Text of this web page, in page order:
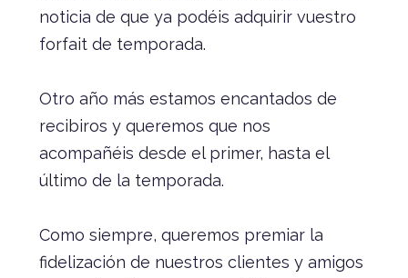
noticia de que ya podéis adquirir vuestro
forfait de temporada.
Otro año más estamos encantados de
recibiros y queremos que nos
acompañéis desde el primer, hasta el
último de la temporada.
Como siempre, queremos premiar la
fidelización de nuestros clientes y amigos